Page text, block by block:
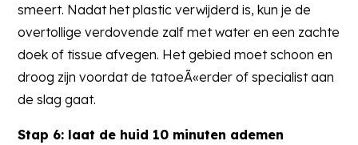
smeert. Nadat het plastic verwijderd is, kun je de
overtollige verdovende zalf met water en een zachte
doek of tissue afvegen. Het gebied moet schoon en
droog zijn voordat de tatoeÃ«erder of specialist aan
de slag gaat.
Stap 6: laat de huid 10 minuten ademen